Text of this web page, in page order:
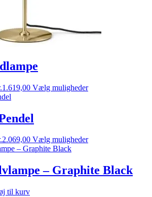
1.619,00Prisinterval:
kr.1.619,00
Vælg mulighederDette
kan
varesiden
2.069,00Prisinterval:
kr.1.079,00
kr.2.069,00
Vælg mulighederDette
flere
varianter.
– Graphite Black
til kurv